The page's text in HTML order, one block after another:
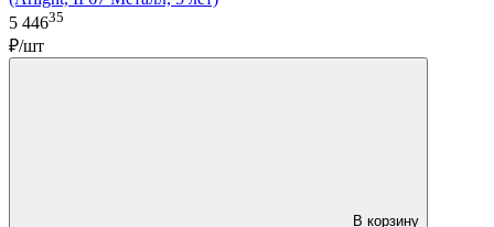
5 44635
₽/шт
В корзину